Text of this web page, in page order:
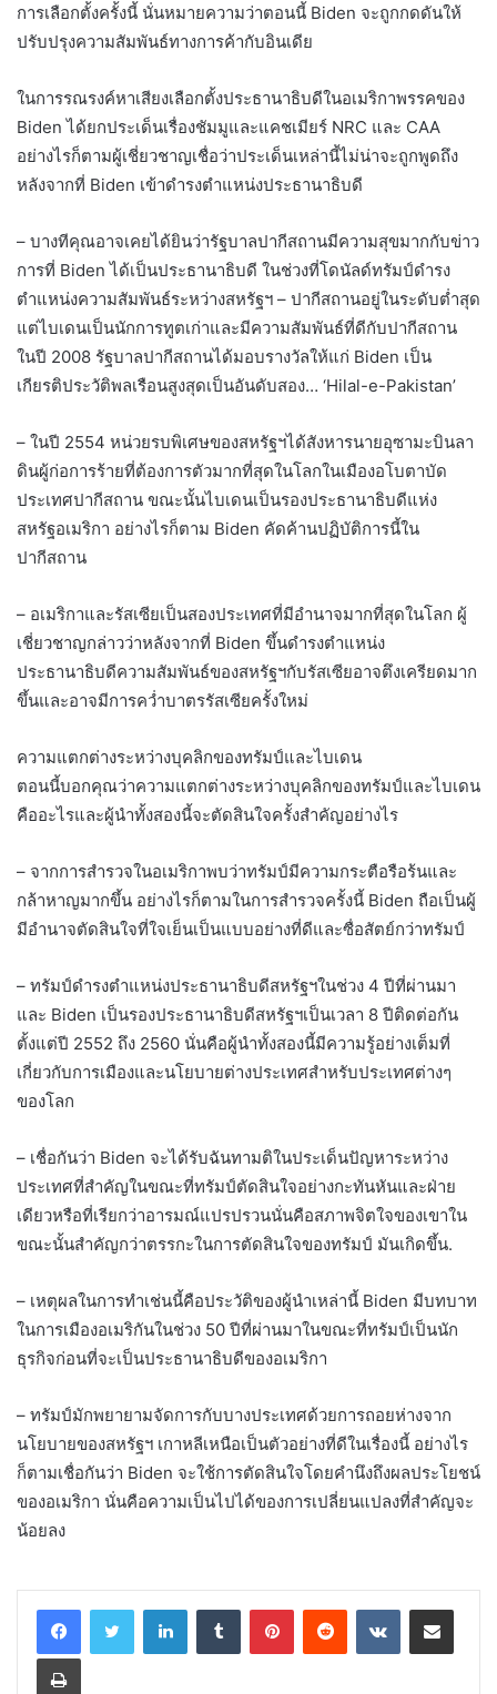
การเลือกตั้งครั้งนี้ นั่นหมายความว่าตอนนี้ Biden จะถูกกดดันให้
ปรับปรุงความสัมพันธ์ทางการค้ากับอินเดีย
ในการรณรงค์หาเสียงเลือกตั้งประธานาธิบดีในอเมริกาพรรคของ
Biden ได้ยกประเด็นเรื่องชัมมูและแคชเมียร์ NRC และ CAA
อย่างไรก็ตามผู้เชี่ยวชาญเชื่อว่าประเด็นเหล่านี้ไม่น่าจะถูกพูดถึง
หลังจากที่ Biden เข้าดำรงตำแหน่งประธานาธิบดี
– บางทีคุณอาจเคยได้ยินว่ารัฐบาลปากีสถานมีความสุขมากกับข่าว
การที่ Biden ได้เป็นประธานาธิบดี ในช่วงที่โดนัลด์ทรัมป์ดำรง
ตำแหน่งความสัมพันธ์ระหว่างสหรัฐฯ – ปากีสถานอยู่ในระดับต่ำสุด
แต่ไบเดนเป็นนักการทูตเก่าและมีความสัมพันธ์ที่ดีกับปากีสถาน
ในปี 2008 รัฐบาลปากีสถานได้มอบรางวัลให้แก่ Biden เป็น
เกียรติประวัติพลเรือนสูงสุดเป็นอันดับสอง… ‘Hilal-e-Pakistan’
– ในปี 2554 หน่วยรบพิเศษของสหรัฐฯได้สังหารนายอุซามะบินลา
ดินผู้ก่อการร้ายที่ต้องการตัวมากที่สุดในโลกในเมืองอโบตาบัด
ประเทศปากีสถาน ขณะนั้นไบเดนเป็นรองประธานาธิบดีแห่ง
สหรัฐอเมริกา อย่างไรก็ตาม Biden คัดค้านปฏิบัติการนี้ใน
ปากีสถาน
– อเมริกาและรัสเซียเป็นสองประเทศที่มีอำนาจมากที่สุดในโลก ผู้
เชี่ยวชาญกล่าวว่าหลังจากที่ Biden ขึ้นดำรงตำแหน่ง
ประธานาธิบดีความสัมพันธ์ของสหรัฐฯกับรัสเซียอาจตึงเครียดมาก
ขึ้นและอาจมีการคว่ำบาตรรัสเซียครั้งใหม่
ความแตกต่างระหว่างบุคลิกของทรัมป์และไบเดน
ตอนนี้บอกคุณว่าความแตกต่างระหว่างบุคลิกของทรัมป์และไบเดน
คืออะไรและผู้นำทั้งสองนี้จะตัดสินใจครั้งสำคัญอย่างไร
– จากการสำรวจในอเมริกาพบว่าทรัมป์มีความกระตือรือร้นและ
กล้าหาญมากขึ้น อย่างไรก็ตามในการสำรวจครั้งนี้ Biden ถือเป็นผู้
มีอำนาจตัดสินใจที่ใจเย็นเป็นแบบอย่างที่ดีและซื่อสัตย์กว่าทรัมป์
– ทรัมป์ดำรงตำแหน่งประธานาธิบดีสหรัฐฯในช่วง 4 ปีที่ผ่านมา
และ Biden เป็นรองประธานาธิบดีสหรัฐฯเป็นเวลา 8 ปีติดต่อกัน
ตั้งแต่ปี 2552 ถึง 2560 นั่นคือผู้นำทั้งสองนี้มีความรู้อย่างเต็มที่
เกี่ยวกับการเมืองและนโยบายต่างประเทศสำหรับประเทศต่างๆ
ของโลก
– เชื่อกันว่า Biden จะได้รับฉันทามติในประเด็นปัญหาระหว่าง
ประเทศที่สำคัญในขณะที่ทรัมป์ตัดสินใจอย่างกะทันหันและฝ่าย
เดียวหรือที่เรียกว่าอารมณ์แปรปรวนนั่นคือสภาพจิตใจของเขาใน
ขณะนั้นสำคัญกว่าตรรกะในการตัดสินใจของทรัมป์ มันเกิดขึ้น.
– เหตุผลในการทำเช่นนี้คือประวัติของผู้นำเหล่านี้ Biden มีบทบาท
ในการเมืองอเมริกันในช่วง 50 ปีที่ผ่านมาในขณะที่ทรัมป์เป็นนัก
ธุรกิจก่อนที่จะเป็นประธานาธิบดีของอเมริกา
– ทรัมป์มักพยายามจัดการกับบางประเทศด้วยการถอยห่างจาก
นโยบายของสหรัฐฯ เกาหลีเหนือเป็นตัวอย่างที่ดีในเรื่องนี้ อย่างไร
ก็ตามเชื่อกันว่า Biden จะใช้การตัดสินใจโดยคำนึงถึงผลประโยชน์
ของอเมริกา นั่นคือความเป็นไปได้ของการเปลี่ยนแปลงที่สำคัญจะ
น้อยลง
LinkedInTumblr PinterestReddit VKontakteShare via Email
Print